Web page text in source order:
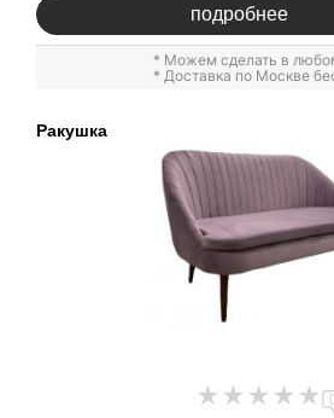
подробнее
* Можем сделать в
* Доставка по Москве
Ракушка